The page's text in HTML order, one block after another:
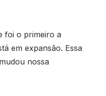
foi o primeiro a
em expansão. Essa
nossa